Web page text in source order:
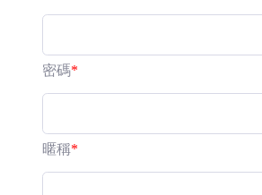
密碼*
暱稱*